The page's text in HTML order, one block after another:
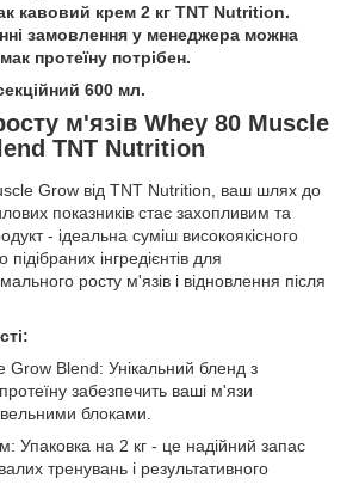
кавовий крем 2 кг TNT Nutrition.
замовлення у менеджера можна
протеїну потрібен.
600 мл.
м'язів Whey 80 Muscle
TNT Nutrition
Grow від TNT Nutrition, ваш шлях до
показників стає захопливим та
- ідеальна суміш високоякісного
підібраних інгредієнтів для
росту м'язів і відновлення після
Grow Blend: Унікальний бленд з
забезпечить ваші м'язи
блоками.
Упаковка на 2 кг - це надійний запас
тренувань і результативного